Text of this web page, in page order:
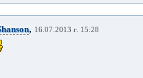
, 16.07.2013 г. 15:28